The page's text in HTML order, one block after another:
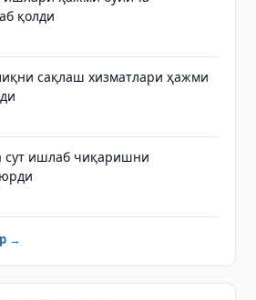
қолди
сақлаш хизматлари ҳажми
сут ишлаб чиқаришни
→